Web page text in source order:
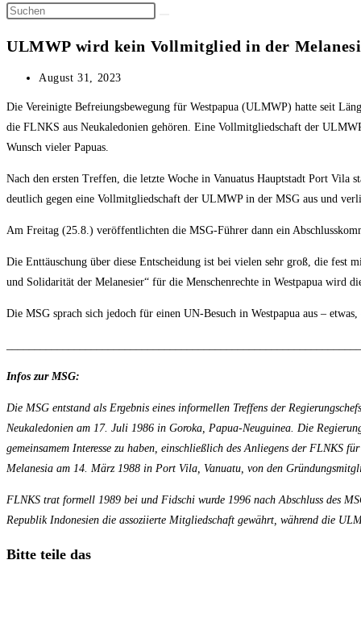
umschalten
Diese
durchsuchen
ULMWP wird kein Vollmitglied in der
Beitrag
August 31, 2023
Die Vereinigte Befreiungsbewegung für Westpapua (ULMWP) hatte seit
die FLNKS aus Neukaledonien gehören. Eine Vollmitgliedschaft der
Wunsch vieler Papuas.
Nach den ersten Treffen, die letzte Woche in Vanuatus Hauptstadt Port Vila
deutlich gegen eine Vollmitgliedschaft der ULMWP in der MSG aus und
Am Freitag (25.8.) veröffentlichten die MSG-Führer dann ein
Die Enttäuschung über diese Entscheidung ist bei vielen sehr groß, die fest
und Solidarität der Melanesier“ für die Menschenrechte in Westpapua wird
Die MSG sprach sich jedoch für einen UN-Besuch in Westpapua aus –
Infos zur MSG:
Die MSG entstand als Ergebnis eines informellen Treffens der
Neukaledonien am 17. Juli 1986 in Goroka, Papua-Neuguinea. Die
gemeinsamem Interesse zu haben, einschließlich des Anliegens der FLNKS
Melanesia am 14. März 1988 in Port Vila, Vanuatu, von den
FLNKS trat formell 1989 bei und Fidschi wurde 1996 nach Abschluss des
Republik Indonesien die assoziierte Mitgliedschaft gewährt, während die
Bitte teile dasDiesen